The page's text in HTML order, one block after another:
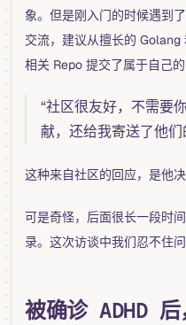
象。但是刚入门的时候遇到
交流，建议从擅长的
相关 Repo 提交了属于自己的
“社区很友好，不需要
献，还给我寄送了他们
这种来自社区的回应，是他
可是奇怪，后面很长一段时
录。这次访谈中我们忍不住问
被确诊 ADHD